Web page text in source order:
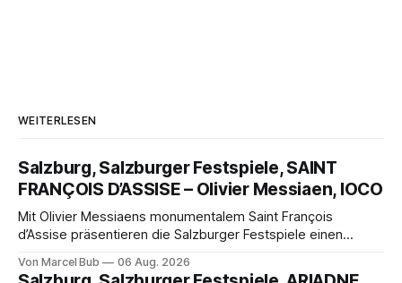
WEITERLESEN
Salzburg, Salzburger Festspiele, SAINT
FRANÇOIS D’ASSISE – Olivier Messiaen, IOCO
Mit Olivier Messiaens monumentalem Saint François
d’Assise präsentieren die Salzburger Festspiele einen
eine bildgewaltige Inszenierung, Maxime Pascal entfaltet
Von Marcel Bub 06 Aug. 2026